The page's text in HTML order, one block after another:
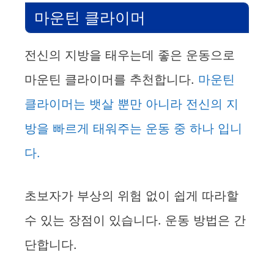
마운틴 클라이머
전신의 지방을 태우는데 좋은 운동으로
마운틴 클라이머를 추천합니다. 마운틴
클라이머는 뱃살 뿐만 아니라 전신의 지
방을 빠르게 태워주는 운동 중 하나 입니
다.
초보자가 부상의 위험 없이 쉽게 따라할
수 있는 장점이 있습니다. 운동 방법은 간
단합니다.